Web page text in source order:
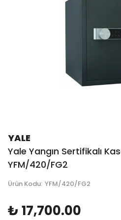
YALE
Yale Yangın Sertifikalı
YFM/420/FG2
Ürün Kodu: YFM/420/FG2
₺ 17,700.00